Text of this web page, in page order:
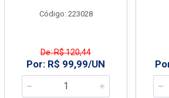
Código: 223028
De: R$ 120,44
Por: R$ 99,99/UN